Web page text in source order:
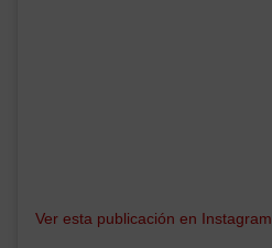
Ver esta publicación en Instagram